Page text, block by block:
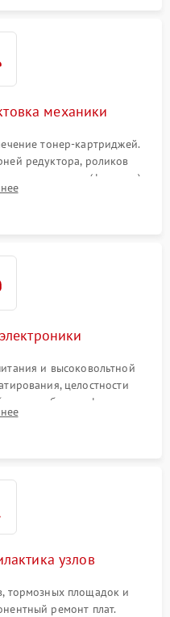
механики
тонер-картриджей.
редуктора, роликов
вала в печи (фьюзере).
на загрязнения.
и высоковольтной
целостности
флажков и
бумаги).
узлов
тормозных площадок и
ремонт плат.